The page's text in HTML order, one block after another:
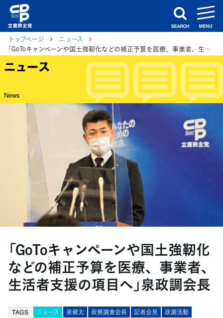
search
トップページ
ニュース
「GoToキャンペーンや国土強靭化などの補正予算を医療、事業者、生活者支援の項目へ」泉政調会長
ニュース
News
「GoToキャンペーンや国土強靭化
などの補正予算を医療、事業者、
生活者支援の項目へ」泉政調会長
TAGS ニュース 泉健太 政務調査会長 記者会見 政調活動